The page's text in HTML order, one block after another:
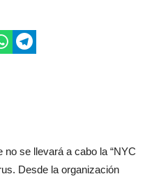
se llevará a cabo la “NYC
Desde la organización